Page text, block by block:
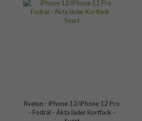
Rvelon - iPhone 12/iPhone 12 Pro
- Fodral - Äkta läder Kortfack -